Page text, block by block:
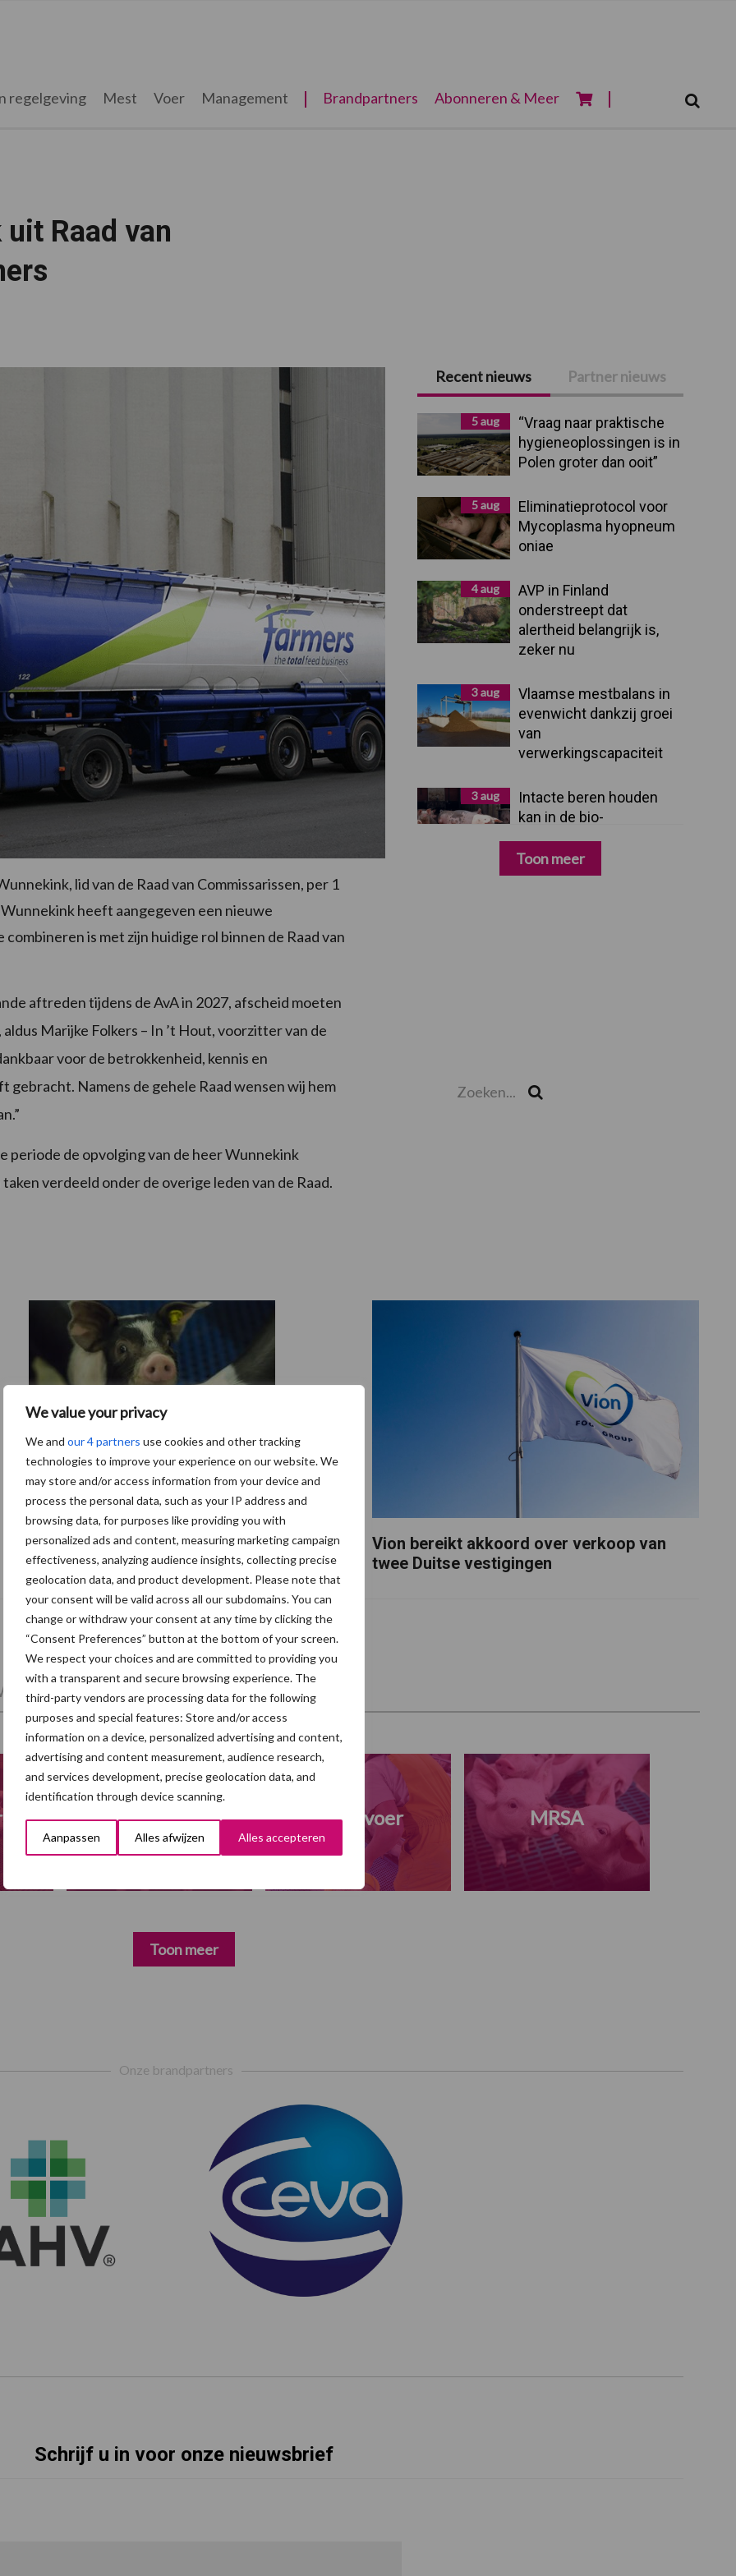
We value your privacy
We and our 4 partners use cookies and other tracking
technologies to improve your experience on our website. We
may store and/or access information from your device and
process the personal data, such as your IP address and
browsing data, for purposes like providing you with
personalized ads and content, measuring marketing campaign
effectiveness, analyzing audience insights, collecting precise
geolocation data, and product development. Please note that
your consent will be valid across all our subdomains. You can
change or withdraw your consent at any time by clicking the
“Consent Preferences” button at the bottom of your screen.
We respect your choices and are committed to providing you
with a transparent and secure browsing experience. The
third-party vendors are processing data for the following
purposes and special features: Store and/or access
information on a device, personalized advertising and content,
advertising and content measurement, audience research,
and services development, precise geolocation data, and
identification through device scanning.
Aanpassen Alles afwijzen Alles accepteren
regelgeving Mest Voer Management Brandpartners Abonneren & Meer
Raad van
lid van de Raad van Commissarissen, per 1
heeft aangegeven een nieuwe
is met zijn huidige rol binnen de Raad van
aftreden tijdens de AvA in 2027, afscheid moeten
Marijke Folkers – In ’t Hout, voorzitter van de
voor de betrokkenheid, kennis en
gebracht. Namens de gehele Raad wensen wij hem
periode de opvolging van de heer Wunnekink
verdeeld onder de overige leden van de Raad.
Primaire
Sidebar
Recent nieuws Partner nieuws
5 aug
“Vraag naar praktische
hygieneoplossingen is in
Polen groter dan ooit”
5 aug
Eliminatieprotocol voor
Mycoplasma hyopneum
oniae
4 aug
AVP in Finland
onderstreept dat
alertheid belangrijk is,
zeker nu
3 aug
Vlaamse mestbalans in
evenwicht dankzij groei
van
verwerkingscapaciteit
3 aug
Intacte beren houden
kan in de bio-
varkenshouderij, maar
dan moet alles kloppen
Toon meer
Agrifirm start EIP-project voor innovatie
in biologische varkenshouderij
Vion bereikt akkoord over verkoop van
twee Duitse vestigingen
en regelgeving Varkensvoer
Hittestress varkens Mengvoer MRSA
Toon meer
Onze brandpartners
Schrijf u in voor onze nieuwsbrief